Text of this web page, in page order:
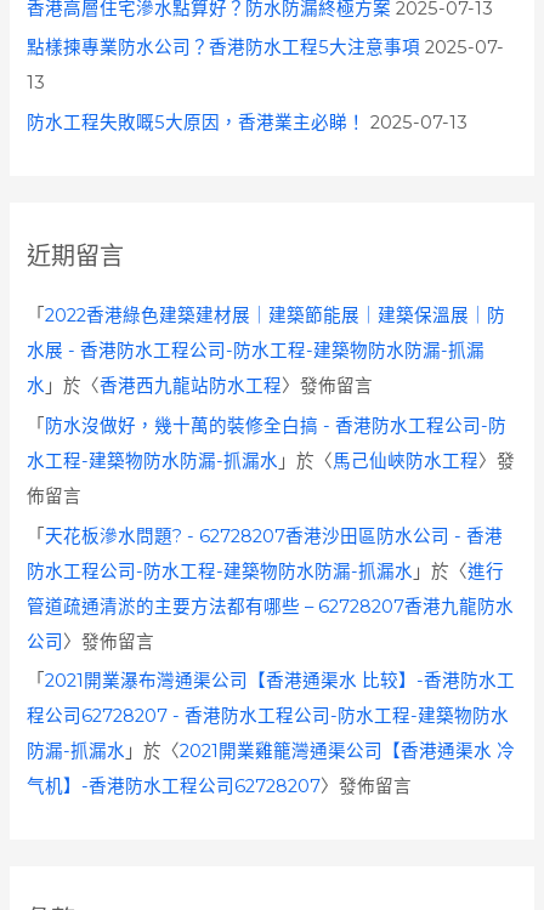
香港高層住宅滲水點算好？防水防漏終極方案 2025-07-13
點樣揀專業防水公司？香港防水工程5大注意事項 2025-07-
13
防水工程失敗嘅5大原因，香港業主必睇！
2025-07-13
近期留言
「2022香港綠色建築建材展｜建築節能展｜建築保溫展｜防
水展 - 香港防水工程公司-防水工程-建築物防水防漏-抓漏
水 」於〈香港西九龍站防水工程〉發佈留言
「 防水沒做好，幾十萬的裝修全白搞 - 香港防水工程公司-防
水工程-建築物防水防漏-抓漏水 」於〈馬己仙峽防水工程〉發
佈留言
「 天花板滲水問題? - 62728207香港沙田區防水公司 - 香港
防水工程公司-防水工程-建築物防水防漏-抓漏水 」於〈進行
管道疏通清淤的主要方法都有哪些 – 62728207香港九龍防水
公司 〉發佈留言
「2021開業瀑布灣通渠公司【香港通渠水 比较】-香港防水工
程公司62728207 - 香港防水工程公司-防水工程-建築物防水
防漏-抓漏水 」於〈2021開業雞籠灣通渠公司【香港通渠水 冷
气机】-香港防水工程公司62728207〉發佈留言